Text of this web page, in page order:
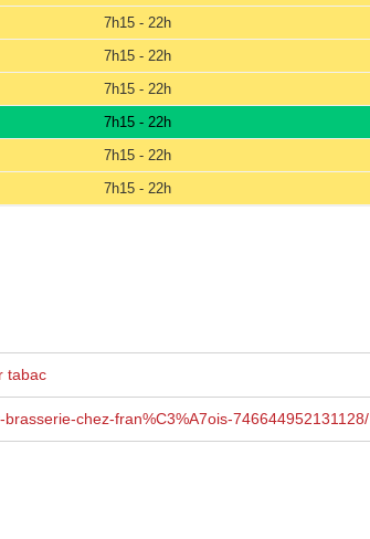
7h15 - 22h
7h15 - 22h
7h15 - 22h
7h15 - 22h
7h15 - 22h
7h15 - 22h
tabac
chez-fran%C3%A7ois-746644952131128/